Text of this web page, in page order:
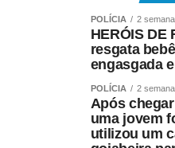
POLÍCIA 2
HERÓIS DE
resgata
engasgada
POLÍCIA 2
Após
uma jovem
utilizou um